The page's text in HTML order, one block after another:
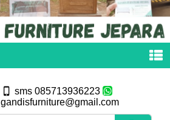
sms 085713936223
gandisfurniture@gmail.com